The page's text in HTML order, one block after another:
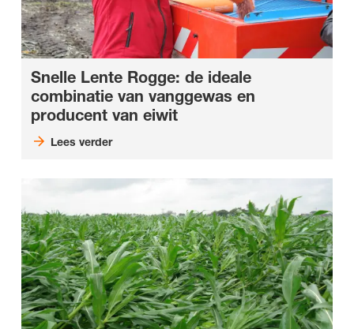
Snelle Lente Rogge: de ideale
combinatie van vanggewas en
producent van eiwit
Lees verder